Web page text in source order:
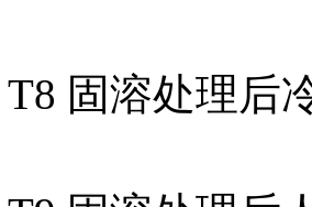
T8 固溶处理后